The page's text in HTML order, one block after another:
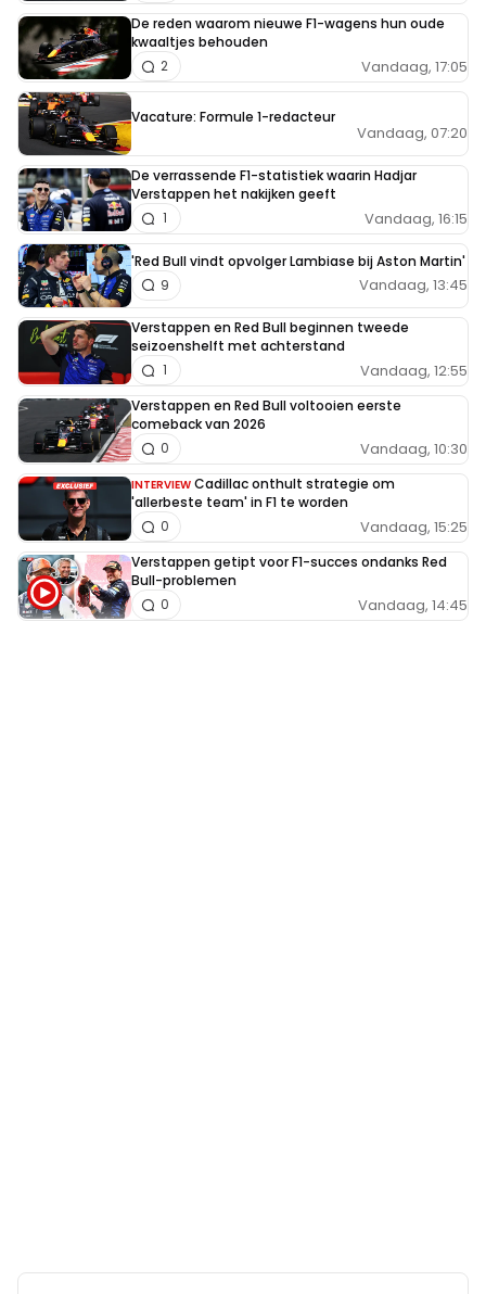
De reden waarom nieuwe F1-wagens hun oude
kwaaltjes behouden
Vandaag, 17:05
2
Vacature: Formule 1-redacteur
Vandaag, 07:20
De verrassende F1-statistiek waarin Hadjar
Verstappen het nakijken geeft
Vandaag, 16:15
1
'Red Bull vindt opvolger Lambiase bij Aston Martin'
Vandaag, 13:45
9
Verstappen en Red Bull beginnen tweede
seizoenshelft met achterstand
Vandaag, 12:55
1
Verstappen en Red Bull voltooien eerste
comeback van 2026
Vandaag, 10:30
0
INTERVIEW Cadillac onthult strategie om
'allerbeste team' in F1 te worden
Vandaag, 15:25
0
Verstappen getipt voor F1-succes ondanks Red
Bull-problemen
Vandaag, 14:45
0